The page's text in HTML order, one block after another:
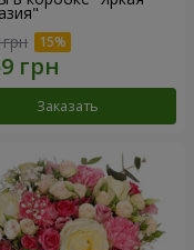
Заказать